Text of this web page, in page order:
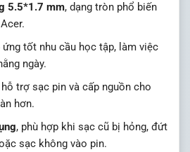
5.5*1.7 mm, dạng tròn phổ biến
ứng tốt nhu cầu học tập, làm việc
ngày.
hỗ trợ sạc pin và cấp nguồn cho
hơn.
, phù hợp khi sạc cũ bị hỏng, đứt
sạc không vào pin.